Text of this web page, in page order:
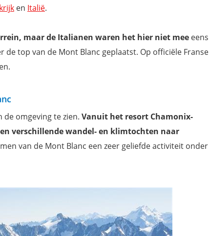
en Italië.
maar de Italianen waren het hier niet mee eens
top van de Mont Blanc geplaatst. Op officiële Franse
omgeving te zien. Vanuit het resort Chamonix-
verschillende wandel- en klimtochten naar
van de Mont Blanc een zeer geliefde activiteit onder